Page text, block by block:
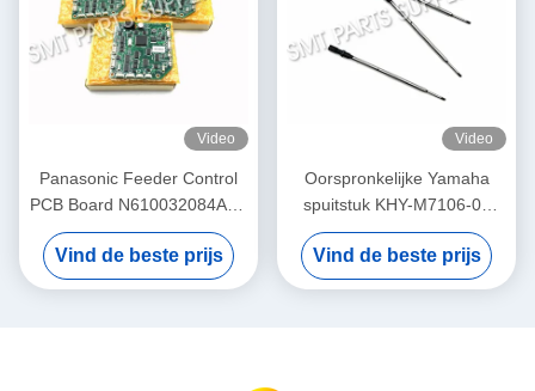
Video
Panasonic Feeder Control
PCB Board N610032084AA /
KXF0DWTHA00 (MC12CX-
5) – Voor CM402 CM602
NPM 8mm / 12mm / 16mm
Vind de beste prijs
Video
Oorspronkelijke Yamaha
spuitstuk KHY-M7106-00
voor YS12 / YS24 / YG12F
SMT Pick and Place
Machine
Vind de beste prijs